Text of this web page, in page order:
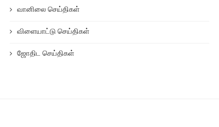
வானிலை செய்திகள்
விளையாட்டு செய்திகள்
ஜோதிட செய்திகள்